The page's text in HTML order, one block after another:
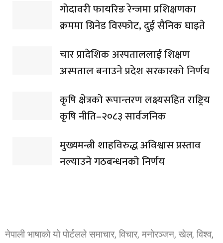
गोदावरी फायरिङ रेन्जमा प्रशिक्षणका
क्रममा ग्रिनेड विस्फोट, दुई सैनिक घाइते
चार प्रादेशिक अस्पताललाई शिक्षण
अस्पताल बनाउने प्रदेश सरकारको निर्णय
कृषि क्षेत्रको रूपान्तरण लक्ष्यसहित राष्ट्रिय
कृषि नीति–२०८३ सार्वजनिक
मुख्यमन्त्री शाहविरुद्ध अविश्वास प्रस्ताव
नल्याउने गठबन्धनको निर्णय
नेपाली भाषाको यो पोर्टलले समाचार, विचार, मनोरञ्जन, खेल, विश्व,